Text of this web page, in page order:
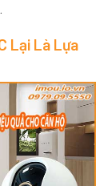
.
Lại Là Lựa